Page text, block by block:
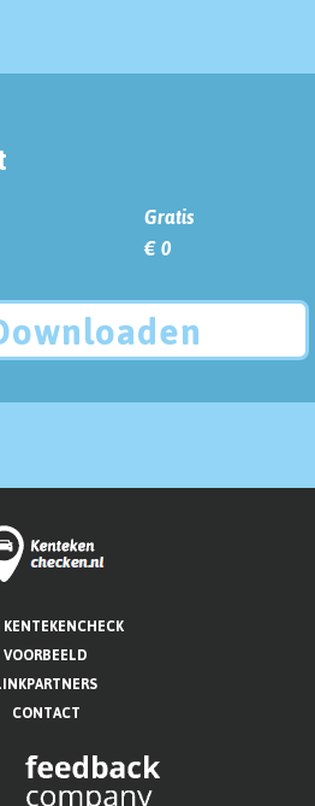
Gratis
€ 0
KENTEKENCHECK
VOORBEELD
CONTACT